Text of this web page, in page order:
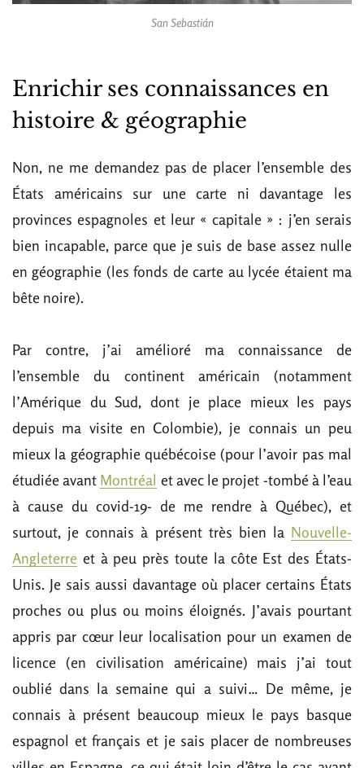
San Sebastián
Enrichir ses connaissances en
histoire & géographie
Non, ne me demandez pas de placer l’ensemble des
États américains sur une carte ni davantage les
provinces espagnoles et leur « capitale » : j’en serais
bien incapable, parce que je suis de base assez nulle
en géographie (les fonds de carte au lycée étaient ma
bête noire).
Par contre, j’ai amélioré ma connaissance de
l’ensemble du continent américain (notamment
l’Amérique du Sud, dont je place mieux les pays
depuis ma visite en Colombie), je connais un peu
mieux la géographie québécoise (pour l’avoir pas mal
étudiée avant Montréal et avec le projet -tombé à l’eau
à cause du covid-19- de me rendre à Québec), et
surtout, je connais à présent très bien la Nouvelle-
Angleterre et à peu près toute la côte Est des États-
Unis. Je sais aussi davantage où placer certains États
proches ou plus ou moins éloignés. J’avais pourtant
appris par cœur leur localisation pour un examen de
licence (en civilisation américaine) mais j’ai tout
oublié dans la semaine qui a suivi… De même, je
connais à présent beaucoup mieux le pays basque
espagnol et français et je sais placer de nombreuses